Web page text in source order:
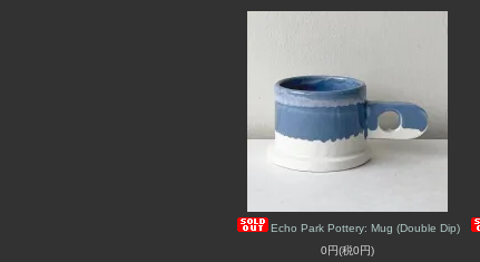
Echo Park Pottery: Mug (Double Dip)
0円(税0円)